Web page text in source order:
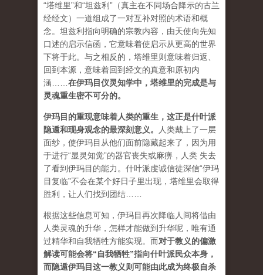
“塔维里”和“坦兹利”（真主在不同场合降示的古兰
经经文）一道组成了一对互补对照的术语和概
念。坦兹利指向明确的宗教内容，由天使向先知
口述的启示信函，它意味着使启示从更高的世界
下将于此。与之相反的，塔维里则意味着归返、
回到本源，意味着回到经文的真意和原初内
涵…… 在伊玛目仪灵知学中，塔维里的完成是与
灵魂重生密不可分的。
伊玛目的重现意味着人类的重生，这正是什叶派
隐遁和现身观念的最深刻意义。
人类戴上了一层
面纱，使伊玛目从他们面前隐藏起来了，因为用
于进行“显灵知觉”的器官丧失或麻痹，人类 失去
了看到伊玛目的能力。什叶派虔诚信徒深信“伊玛
目复临”不会在某个好日子里出现，塔维里会取得
胜利，让人们找到团结……
根据这些信息可知，伊玛目再次降临人间将借由
人类灵魂的升华，怎样才能做到升华呢，唯有通
过精华和自我牺牲方能实现。而对于教义的偏激
解读可能会将“自我牺牲”指向什叶派民众本身，
而隐遁伊玛目这一教义则可能由此成为终极自杀